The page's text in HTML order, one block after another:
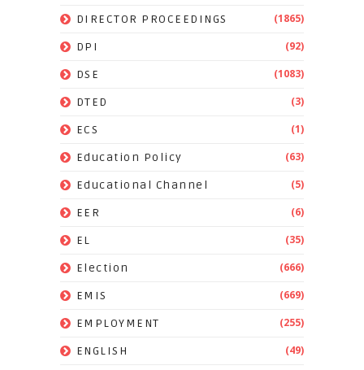
DIRECTOR PROCEEDINGS (1865)
DPI (92)
DSE (1083)
DTED (3)
ECS (1)
Education Policy (63)
Educational Channel (5)
EER (6)
EL (35)
Election (666)
EMIS (669)
EMPLOYMENT (255)
ENGLISH (49)